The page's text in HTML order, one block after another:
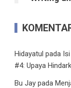
Hidayatul pada
#4: Upaya
Bu Jay pada